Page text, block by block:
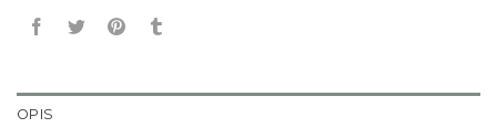
OPIS